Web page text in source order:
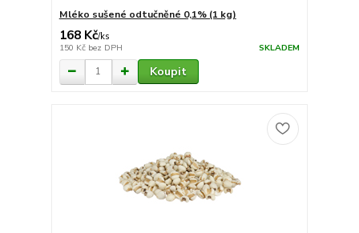
Mléko sušené odtučněné 0,1% (1 kg)
168 Kč/ks
150 Kč bez DPH SKLADEM
Koupit